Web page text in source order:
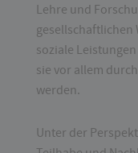
Lehre und
gesellschaftlichen
soziale
sie vor allem
werden.
Unter der